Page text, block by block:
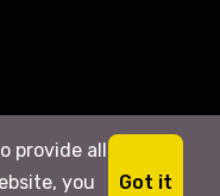
provide all
you
Got it